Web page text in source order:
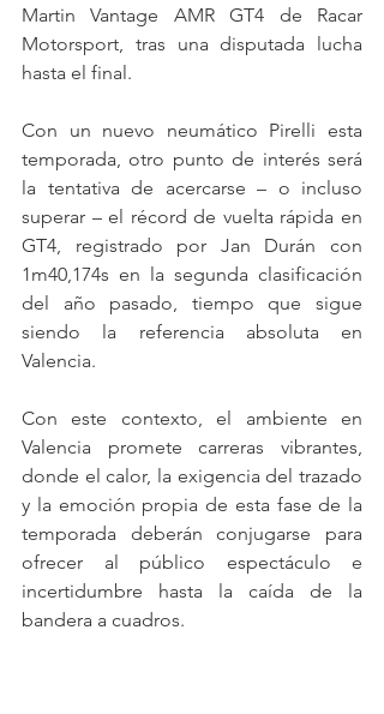
Martin Vantage AMR GT4 de Racar
Motorsport, tras una disputada lucha
hasta el final.
Con un nuevo neumático Pirelli esta
temporada, otro punto de interés será
la tentativa de acercarse – o incluso
superar – el récord de vuelta rápida en
GT4, registrado por Jan Durán con
1m40,174s en la segunda clasificación
del año pasado, tiempo que sigue
siendo la referencia absoluta en
Valencia.
Con este contexto, el ambiente en
Valencia promete carreras vibrantes,
donde el calor, la exigencia del trazado
y la emoción propia de esta fase de la
temporada deberán conjugarse para
ofrecer al público espectáculo e
incertidumbre hasta la caída de la
bandera a cuadros.